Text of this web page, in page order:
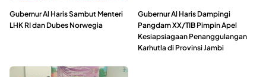
Gubernur Al Haris Sambut Menteri
LHK RI dan Dubes Norwegia
Gubernur Al Haris Dampingi
Pangdam XX/TIB Pimpin Apel
Kesiapsiagaan Penanggulangan
Karhutla di Provinsi Jambi